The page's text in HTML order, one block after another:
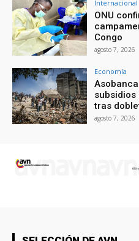
Internacional
ONU
Congo
agosto 7, 2026
Economía
tras
agosto 7, 2026